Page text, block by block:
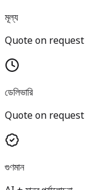
মূল্য
Quote on request
ডেলিভারি
Quote on request
গুণমান